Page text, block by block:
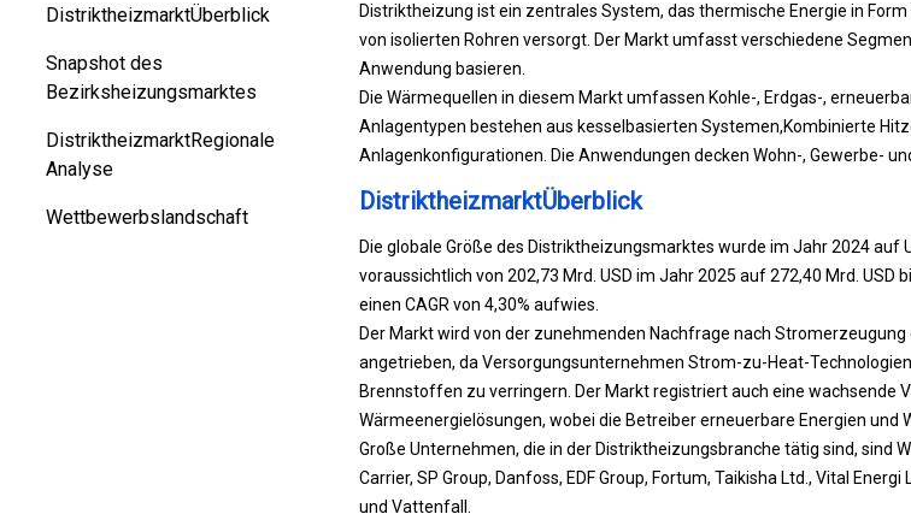
DistriktheizmarktÜberblick
Snapshot des
Bezirksheizungsmarktes
DistriktheizmarktRegionale
Analyse
Wettbewerbslandschaft
Distriktheizung ist ein zentrales System, das thermische Energie in
von isolierten Rohren versorgt. Der Markt umfasst verschiedene
Anwendung basieren.
Die Wärmequellen in diesem Markt umfassen Kohle-, Erdgas-,
Anlagentypen bestehen aus kesselbasierten Systemen,Kombinierte
Anlagenkonfigurationen. Die Anwendungen decken Wohn-, Gewerbe-
DistriktheizmarktÜberblick
Die globale Größe des Distriktheizungsmarktes wurde im Jahr 2024 auf
voraussichtlich von 202,73 Mrd. USD im Jahr 2025 auf 272,40 Mrd.
einen CAGR von 4,30% aufwies.
Der Markt wird von der zunehmenden Nachfrage nach
angetrieben, da Versorgungsunternehmen Strom-zu-Heat-
Brennstoffen zu verringern. Der Markt registriert auch eine wachsende
Wärmeenergielösungen, wobei die Betreiber erneuerbare Energien und
Große Unternehmen, die in der Distriktheizungsbranche tätig sind, sind
Carrier, SP Group, Danfoss, EDF Group, Fortum, Taikisha Ltd., Vital
und Vattenfall.